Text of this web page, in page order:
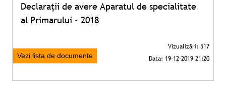
Declarații de avere Aparatul de specialitate
al Primarului - 2018
Vezi lista de documente